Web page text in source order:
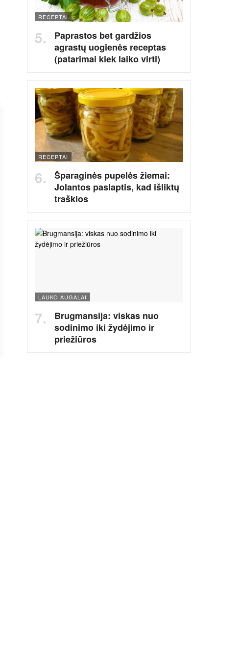
RECEPTAI
Paprastos bet gardžios
agrastų uogienės receptas
(patarimai kiek laiko virti)
RECEPTAI
Šparaginės pupelės žiemai:
Jolantos paslaptis, kad išliktų
traškios
LAUKO AUGALAI
Brugmansija: viskas nuo
sodinimo iki žydėjimo ir
priežiūros